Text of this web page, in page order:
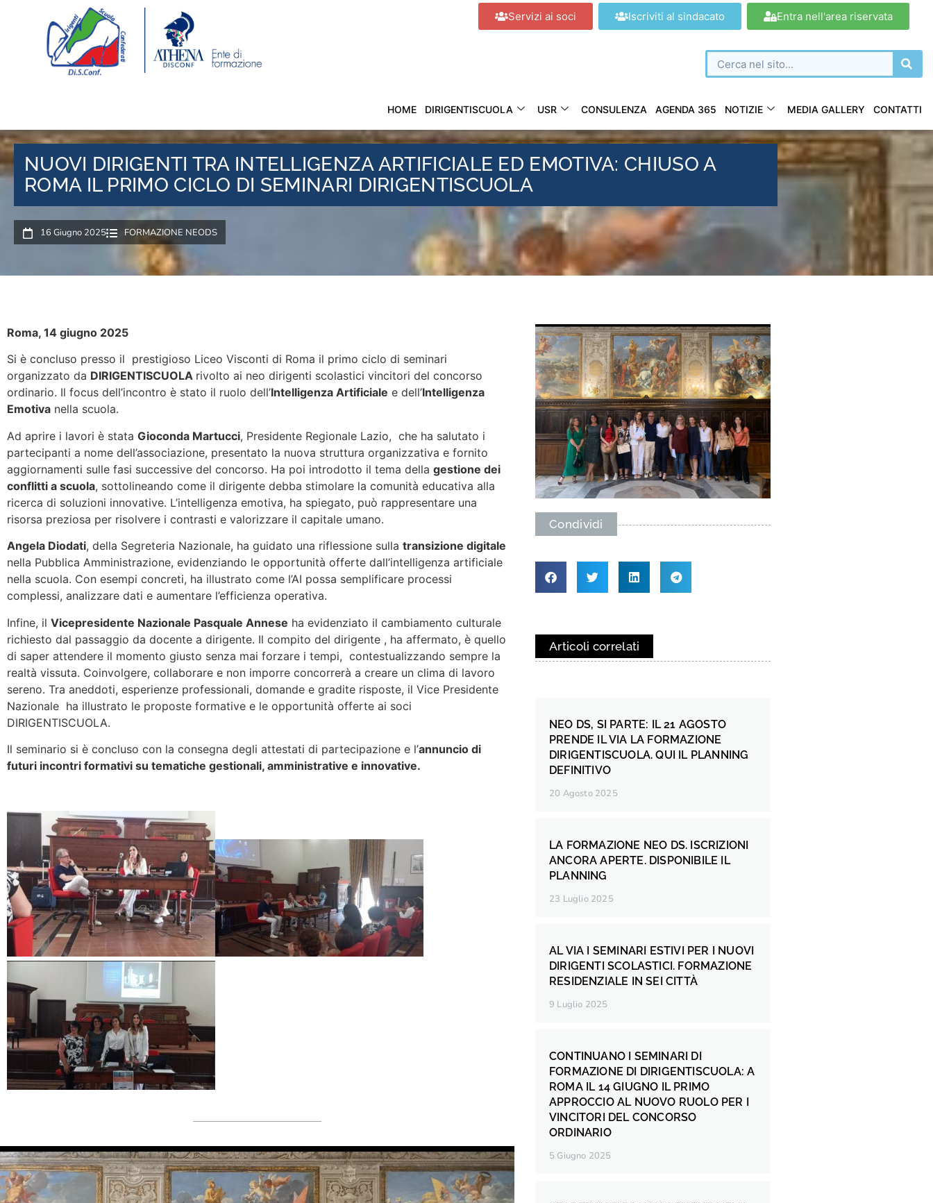
Servizi ai soci Iscriviti al sindacato Entra nell'area riservata
HOME DIRIGENTISCUOLA USR CONSULENZA AGENDA 365 NOTIZIE MEDIA GALLERY CONTATTI
NUOVI DIRIGENTI TRA INTELLIGENZA ARTIFICIALE ED EMOTIVA: CHIUSO A
ROMA IL PRIMO CICLO DI SEMINARI DIRIGENTISCUOLA
16 Giugno 2025 FORMAZIONE NEODS
Roma, 14 giugno 2025
Si è concluso presso il prestigioso Liceo Visconti di Roma il primo ciclo di seminari
organizzato da DIRIGENTISCUOLA rivolto ai neo dirigenti scolastici vincitori del concorso
ordinario. Il focus dell’incontro è stato il ruolo dell’Intelligenza Artificiale e dell’Intelligenza
Emotiva nella scuola.
Ad aprire i lavori è stata Gioconda Martucci, Presidente Regionale Lazio, che ha salutato i
partecipanti a nome dell’associazione, presentato la nuova struttura organizzativa e fornito
aggiornamenti sulle fasi successive del concorso. Ha poi introdotto il tema della gestione dei
conflitti a scuola, sottolineando come il dirigente debba stimolare la comunità educativa alla
ricerca di soluzioni innovative. L’intelligenza emotiva, ha spiegato, può rappresentare una
risorsa preziosa per risolvere i contrasti e valorizzare il capitale umano.
Angela Diodati, della Segreteria Nazionale, ha guidato una riflessione sulla transizione digitale
nella Pubblica Amministrazione, evidenziando le opportunità offerte dall’intelligenza artificiale
nella scuola. Con esempi concreti, ha illustrato come l’AI possa semplificare processi
complessi, analizzare dati e aumentare l’efficienza operativa.
Infine, il Vicepresidente Nazionale Pasquale Annese ha evidenziato il cambiamento culturale
richiesto dal passaggio da docente a dirigente. Il compito del dirigente , ha affermato, è quello
di saper attendere il momento giusto senza mai forzare i tempi, contestualizzando sempre la
realtà vissuta. Coinvolgere, collaborare e non imporre concorrerà a creare un clima di lavoro
sereno. Tra aneddoti, esperienze professionali, domande e gradite risposte, il Vice Presidente
Nazionale ha illustrato le proposte formative e le opportunità offerte ai soci
DIRIGENTISCUOLA.
Il seminario si è concluso con la consegna degli attestati di partecipazione e l’annuncio di
futuri incontri formativi su tematiche gestionali, amministrative e innovative.
Condividi
Articoli correlati
NEO DS, SI PARTE: IL 21 AGOSTO
PRENDE IL VIA LA FORMAZIONE
DIRIGENTISCUOLA. QUI IL PLANNING
DEFINITIVO
20 Agosto 2025
LA FORMAZIONE NEO DS. ISCRIZIONI
ANCORA APERTE. DISPONIBILE IL
PLANNING
23 Luglio 2025
AL VIA I SEMINARI ESTIVI PER I NUOVI
DIRIGENTI SCOLASTICI. FORMAZIONE
RESIDENZIALE IN SEI CITTÀ
9 Luglio 2025
CONTINUANO I SEMINARI DI
FORMAZIONE DI DIRIGENTISCUOLA: A
ROMA IL 14 GIUGNO IL PRIMO
APPROCCIO AL NUOVO RUOLO PER I
VINCITORI DEL CONCORSO
ORDINARIO
5 Giugno 2025